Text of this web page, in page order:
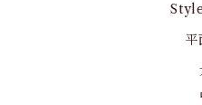
Style
平